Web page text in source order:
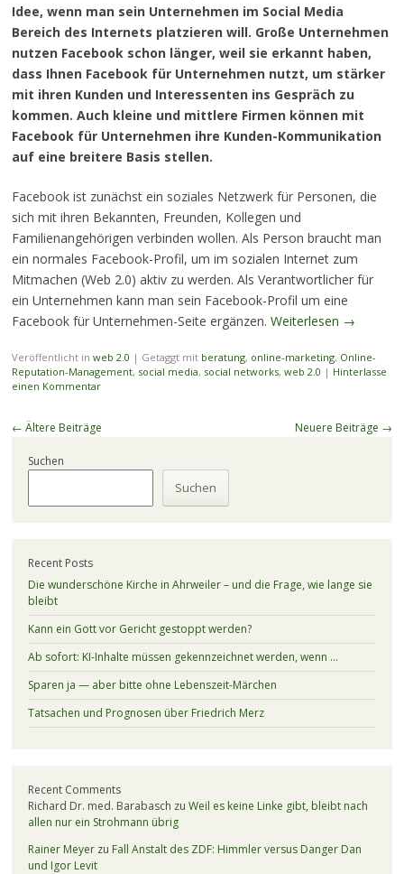
Idee, wenn man sein Unternehmen im Social Media
Bereich des Internets platzieren will. Große Unternehmen
nutzen Facebook schon länger, weil sie erkannt haben,
dass Ihnen Facebook für Unternehmen nutzt, um stärker
mit ihren Kunden und Interessenten ins Gespräch zu
kommen. Auch kleine und mittlere Firmen können mit
Facebook für Unternehmen ihre Kunden-Kommunikation
auf eine breitere Basis stellen.
Facebook ist zunächst ein soziales Netzwerk für Personen, die
sich mit ihren Bekannten, Freunden, Kollegen und
Familienangehörigen verbinden wollen. Als Person braucht man
ein normales Facebook-Profil, um im sozialen Internet zum
Mitmachen (Web 2.0) aktiv zu werden. Als Verantwortlicher für
ein Unternehmen kann man sein Facebook-Profil um eine
Facebook für Unternehmen-Seite ergänzen. Weiterlesen →
Veröffentlicht in web 2.0 | Getaggt mit beratung, online-marketing, Online-
Reputation-Management, social media, social networks, web 2.0 | Hinterlasse
einen Kommentar
Beitragsnavigation
← Ältere Beiträge Neuere Beiträge →
Suchen
Suchen
Recent Posts
Die wunderschöne Kirche in Ahrweiler – und die Frage, wie lange sie
bleibt
Kann ein Gott vor Gericht gestoppt werden?
Ab sofort: KI-Inhalte müssen gekennzeichnet werden, wenn …
Sparen ja — aber bitte ohne Lebenszeit-Märchen
Tatsachen und Prognosen über Friedrich Merz
Recent Comments
Richard Dr. med. Barabasch zu Weil es keine Linke gibt, bleibt nach
allen nur ein Strohmann übrig
Rainer Meyerzu Fall Anstalt des ZDF: Himmler versus Danger Dan
und Igor Levit